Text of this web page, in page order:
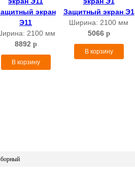
экран
Э11
2100 мм
8892 p
В корзину
Защитный экран Э1
Ширина: 2100 мм
5066 p
В корзину